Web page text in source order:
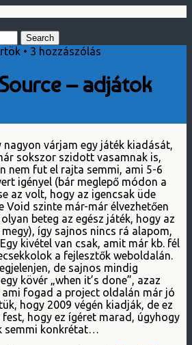
• 3 hozzászólás
– adjátok
nagyon várjam egy játék kiadását,
sokszor szidott vasamnak is,
nem fut el rajta semmi, ami 5-6
igényel (bár meglepő módon a
az volt, hogy az igencsak üde
Void szinte már-már élvezhetően
beteg az egész játék, hogy az
így sajnos nincs rá alapom,
kivétel van csak, amit már kb. fél
a fejlesztők weboldalán.
de sajnos mindig
kövér „when it’s done”, azaz
ami fogad a project oldalán már jó
hogy 2009 végén kiadják, de ez
hogy ez ígéret marad, úgyhogy
semmi konkrétat…